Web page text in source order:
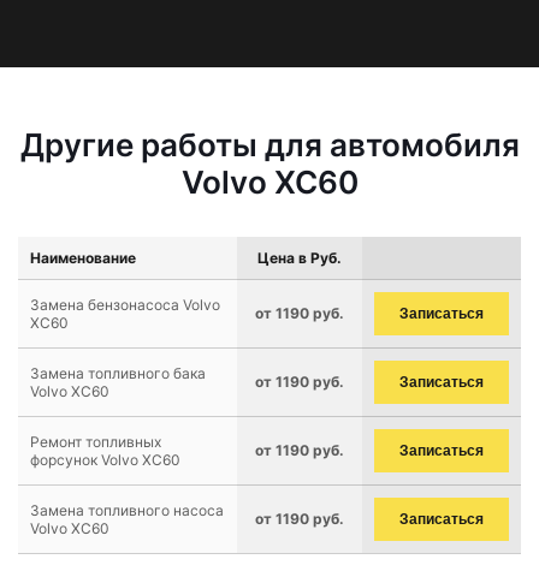
Другие работы для автомобиля
Volvo XC60
Наименование Цена в Руб.
Замена бензонасоса Volvo
XC60
от 1190 руб. Записаться
Замена топливного бака
Volvo XC60
от 1190 руб. Записаться
Ремонт топливных
форсунок Volvo XC60
от 1190 руб. Записаться
Замена топливного насоса
Volvo XC60
от 1190 руб. Записаться